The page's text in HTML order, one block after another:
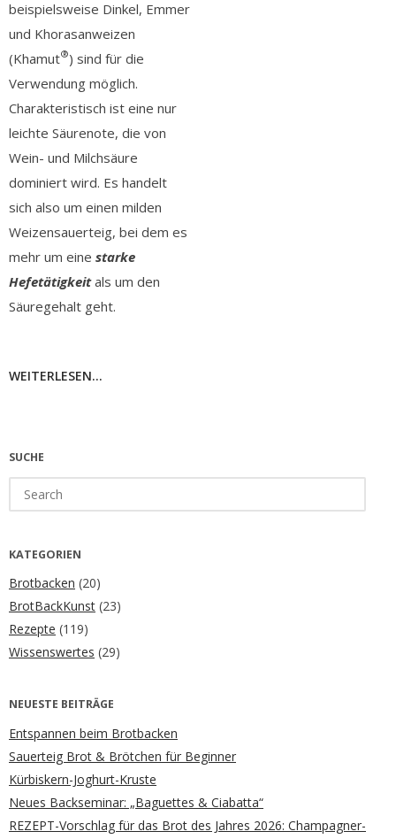
beispielsweise Dinkel, Emmer
und Khorasanweizen
(Khamut®) sind für die
Verwendung möglich.
Charakteristisch ist eine nur
leichte Säurenote, die von
Wein- und Milchsäure
dominiert wird. Es handelt
sich also um einen milden
Weizensauerteig, bei dem es
mehr um eine starke
Hefetätigkeitals um den
Säuregehalt geht.
WEITERLESEN...
SUCHE
for:
KATEGORIEN
Brotbacken (20)
BrotBackKunst (23)
Rezepte (119)
Wissenswertes (29)
NEUESTE BEITRÄGE
Entspannen beim Brotbacken
Sauerteig Brot & Brötchen für Beginner
Kürbiskern-Joghurt-Kruste
Neues Backseminar: „Baguettes & Ciabatta“
REZEPT-Vorschlag für das Brot des Jahres 2026: Champagner-